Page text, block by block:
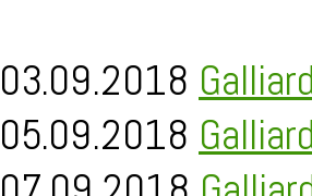
03.09.2018
05.09.2018